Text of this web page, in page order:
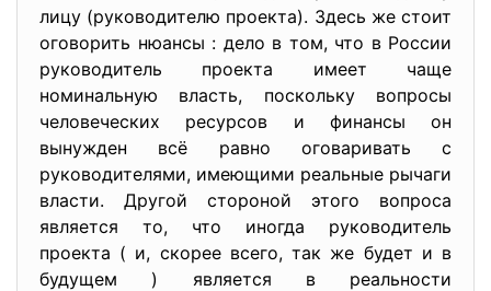
лицу (руководителю проекта). Здесь же стоит
оговорить нюансы : дело в том, что в России
руководитель проекта имеет чаще
номинальную власть, поскольку вопросы
человеческих ресурсов и финансы он
вынужден всё равно оговаривать с
руководителями, имеющими реальные рычаги
власти. Другой стороной этого вопроса
является то, что иногда руководитель
проекта ( и, скорее всего, так же будет и в
будущем ) является в реальности